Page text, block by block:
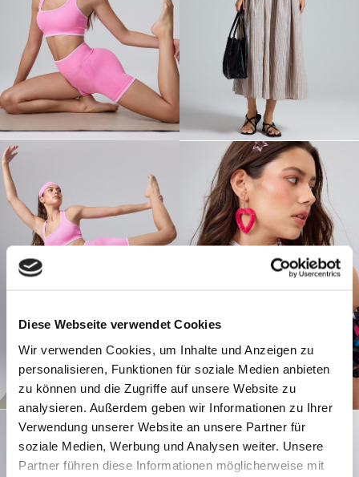
Diese Webseite verwendet Cookies
Wir verwenden Cookies, um Inhalte und Anzeigen zu
personalisieren, Funktionen für soziale Medien anbieten
zu können und die Zugriffe auf unsere Website zu
analysieren. Außerdem geben wir Informationen zu Ihrer
Verwendung unserer Website an unsere Partner für
soziale Medien, Werbung und Analysen weiter. Unsere
Partner führen diese Informationen möglicherweise mit